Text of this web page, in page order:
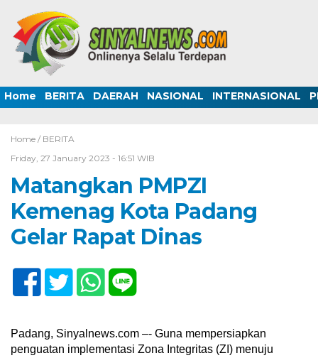
Home BERITA DAERAH NASIONAL INTERNASIONAL
Home / BERITA
Friday, 27 January 2023 - 16:51 WIB
Matangkan PMPZI
Kemenag Kota Padang
Gelar Rapat Dinas
Padang, Sinyalnews.com –- Guna mempersiapkan
penguatan implementasi Zona Integritas (ZI) menuju